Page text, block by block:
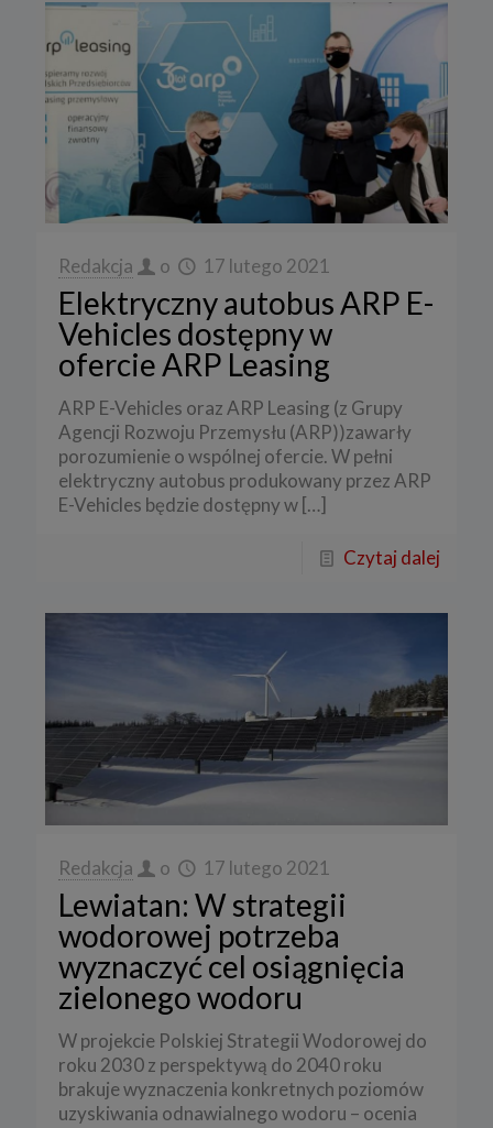
Redakcja o 17 lutego 2021
Elektryczny autobus ARP E-
Vehicles dostępny w
ofercie ARP Leasing
ARP E-Vehicles oraz ARP Leasing (z Grupy
Agencji Rozwoju Przemysłu (ARP))zawarły
porozumienie o wspólnej ofercie. W pełni
elektryczny autobus produkowany przez ARP
E-Vehicles będzie dostępny w […]
Czytaj dalej
Redakcja o 17 lutego 2021
Lewiatan: W strategii
wodorowej potrzeba
wyznaczyć cel osiągnięcia
zielonego wodoru
W projekcie Polskiej Strategii Wodorowej do
roku 2030 z perspektywą do 2040 roku
brakuje wyznaczenia konkretnych poziomów
uzyskiwania odnawialnego wodoru – ocenia